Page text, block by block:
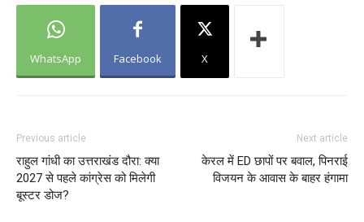
WhatsApp Facebook X
Previous article
राहुल गांधी का उत्तराखंड दौरा: क्या
2027 से पहले कांग्रेस को मिलेगी
बूस्टर डोज?
Next article
केरल में ED छापों पर बवाल, पिनराई
विजयन के आवास के बाहर हंगामा